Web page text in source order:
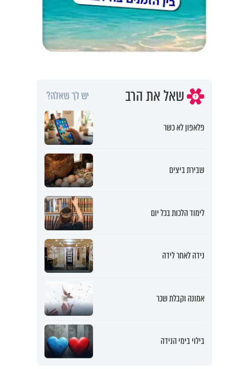
שאל את הרב יש לך שאלה?
פלאפון לא כשר
שבירת ביצים
לימוד הלכות בכל יום
נידה לאחר לידה
אמונה וקבלת שכר
בילוי בימי הנידה